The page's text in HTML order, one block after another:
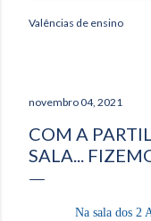
Valências de ensino
novembro 04, 2021
COM A
SALA...
Na sala dos 2